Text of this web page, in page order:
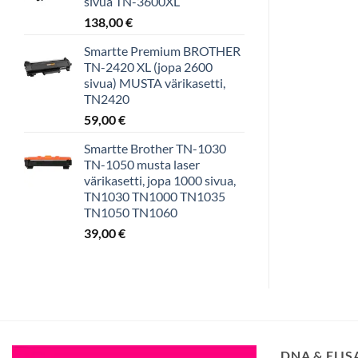
138,00€
Smartte Premium BROTHER
TN-2420 XL (jopa 2600
sivua) MUSTA värikasetti,
TN2420
59,00€
Smartte Brother TN-1030
TN-1050 musta laser
värikasetti, jopa 1000 sivua,
TN1030 TN1000 TN1035
TN1050 TN1060
39,00€
DNA &